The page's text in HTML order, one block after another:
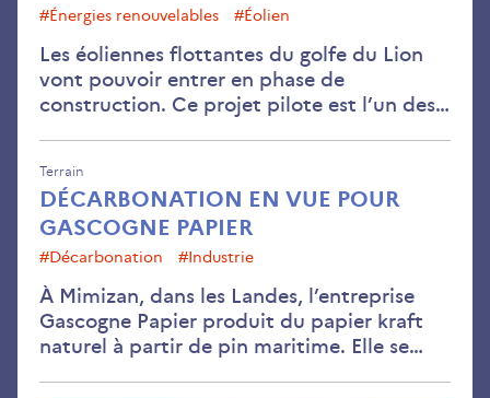
#Énergies renouvelables #éolien
Les éoliennes flottantes du golfe du Lion
vont pouvoir entrer en phase de
construction. Ce projet pilote est l’un des…
DÉCARBONATION EN VUE POUR
GASCOGNE PAPIER
Terrain
#décarbonation #industrie
À Mimizan, dans les Landes, l’entreprise
Gascogne Papier produit du papier kraft
naturel à partir de pin maritime. Elle se…